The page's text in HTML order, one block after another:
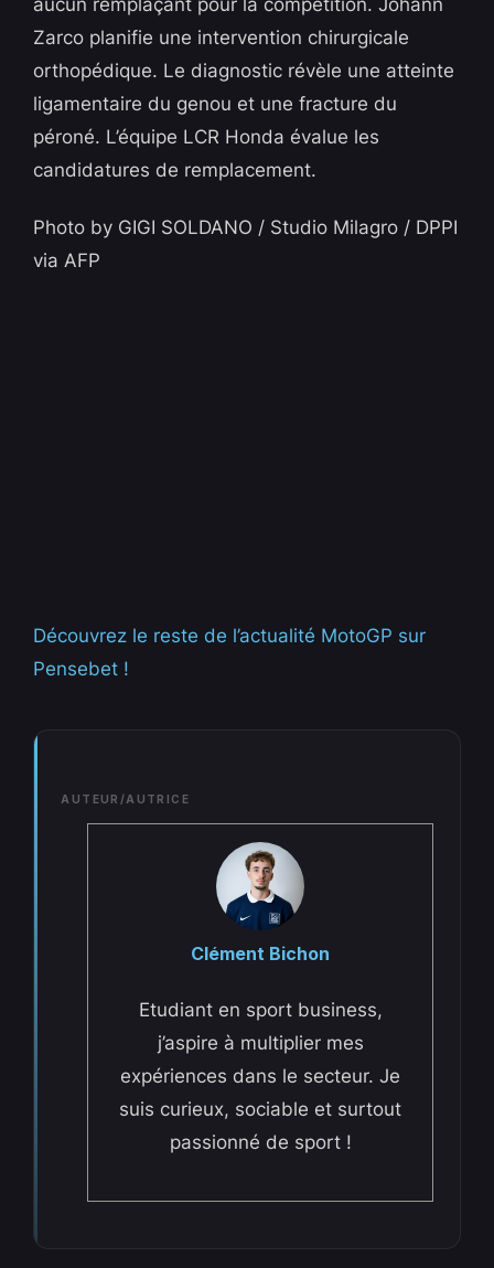
aucun remplaçant pour la compétition. Johann
Zarco planifie une intervention chirurgicale
orthopédique. Le diagnostic révèle une atteinte
ligamentaire du genou et une fracture du
péroné. L’équipe LCR Honda évalue les
candidatures de remplacement.
Photo by GIGI SOLDANO / Studio Milagro / DPPI
via AFP
Découvrez le reste de l’actualité MotoGP sur
Pensebet !
AUTEUR/AUTRICE
Clément Bichon
Etudiant en sport business,
j’aspire à multiplier mes
expériences dans le secteur. Je
suis curieux, sociable et surtout
passionné de sport !